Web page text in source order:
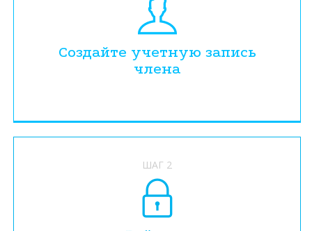
Создайте учетную запись
члена
ШАГ 2